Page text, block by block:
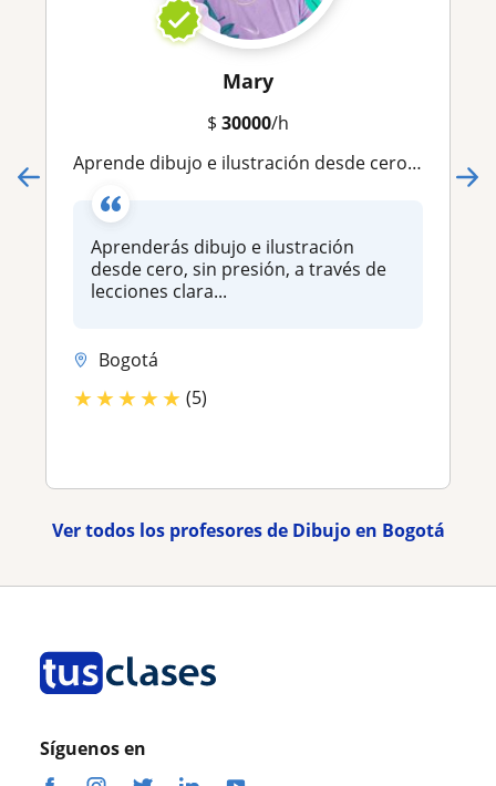
Mary
$ 30000/h
Aprende dibujo e ilustración desde cero: crea personajes y escenarios creativos, y desarrolla tu estilo con técnicas y storyboard
Aprenderás dibujo e ilustración
desde cero, sin presión, a través de
lecciones clara...
Bogotá
★★★★★ (5)
Ver todos los profesores de Dibujo en Bogotá
Síguenos en